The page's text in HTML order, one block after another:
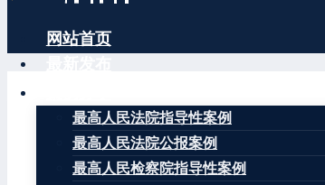
网站首页
最高人民法院指导性案例
最高人民法院公报案例
最高人民检察院指导性案例